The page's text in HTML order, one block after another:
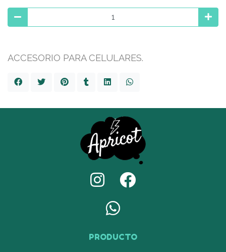
ACCESORIO PARA CELULARES.
PRODUCTO